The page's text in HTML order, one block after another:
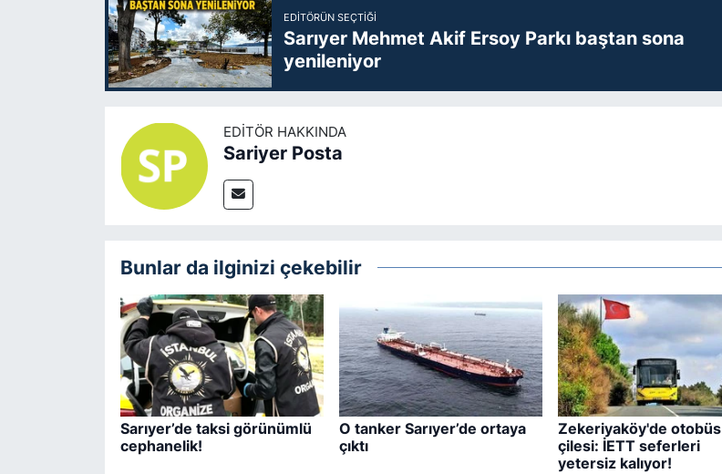
EDITÖRÜN SEÇTIĞI
Sarıyer Mehmet Akif Ersoy Parkı baştan sona
yenileniyor
EDITÖR HAKKINDA
Sariyer Posta
Bunlar da ilginizi çekebilir
Sarıyer’de taksi görünümlü
cephanelik!
O tanker Sarıyer’de ortaya
çıktı
Zekeriyaköy'de otobüs
çilesi: İETT seferleri
yetersiz kalıyor!